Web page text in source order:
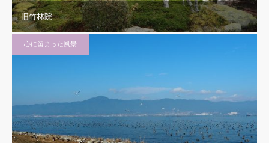
旧竹林院
心に留まった風景